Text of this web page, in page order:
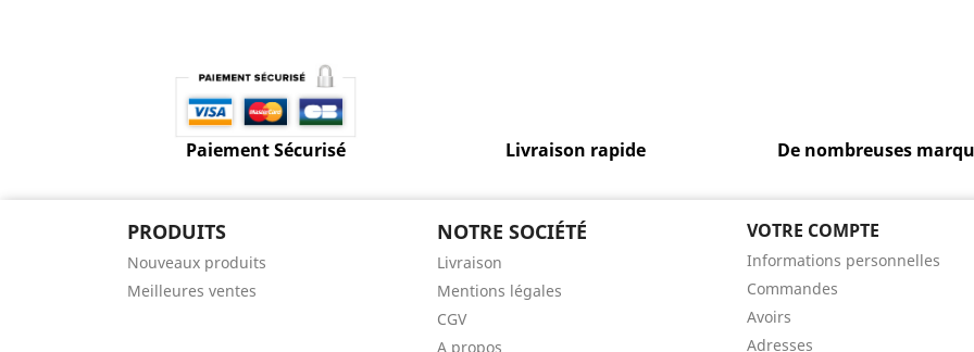
Paiement Sécurisé Livraison rapide De nombreuses
PRODUITS
Nouveaux produits
Meilleures ventes
NOTRE SOCIÉTÉ
Livraison
Mentions légales
CGV
A propos
VOTRE COMPTE
Informations personnelles
Commandes
Avoirs
Adresses